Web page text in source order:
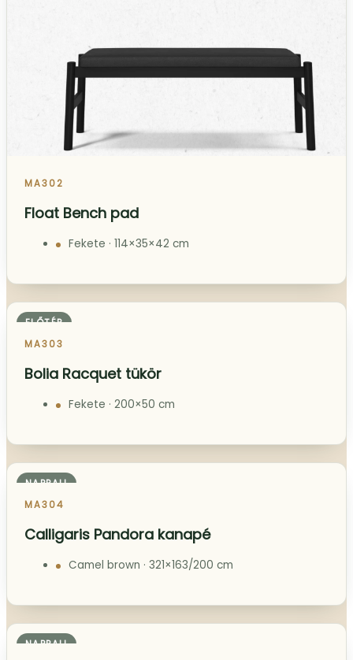
MA302
Float Bench pad
Fekete · 114×35×42 cm
ELŐTÉR
Bolia Racquet tükör
Fekete · 200×50 cm